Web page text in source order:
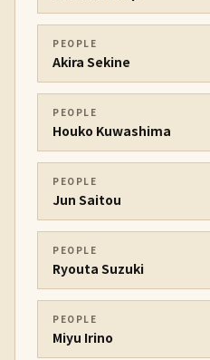
PEOPLE
Akira Sekine
PEOPLE
Houko Kuwashima
PEOPLE
Jun Saitou
PEOPLE
Ryouta Suzuki
PEOPLE
Miyu Irino